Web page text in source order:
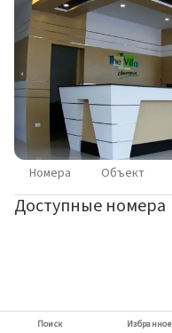
Номера Объект
Доступные номера
Поиск Избранное